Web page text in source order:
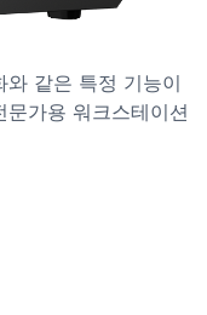
같은 특정 기능이
가용 워크스테이션